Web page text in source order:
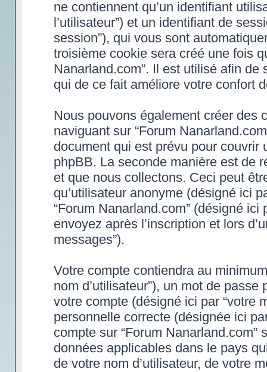
ne contiennent qu’un identifiant
l’utilisateur”) et un identifiant de
session”), qui vous sont
troisième cookie sera créé une fois
Nanarland.com”. Il est utilisé afin
qui de ce fait améliore votre confort
Nous pouvons également créer des
naviguant sur “Forum
document qui est prévu pour
phpBB. La seconde manière est de
et que nous collectons. Ceci peut
qu’utilisateur anonyme (désigné ici
“Forum Nanarland.com” (désigné
envoyez après l’inscription et lors
messages”).
Votre compte contiendra au
nom d’utilisateur”), un mot de
votre compte (désigné ici par “votre
personnelle correcte (désignée ici
compte sur “Forum
données applicables dans le pays
de votre nom d’utilisateur, de votre